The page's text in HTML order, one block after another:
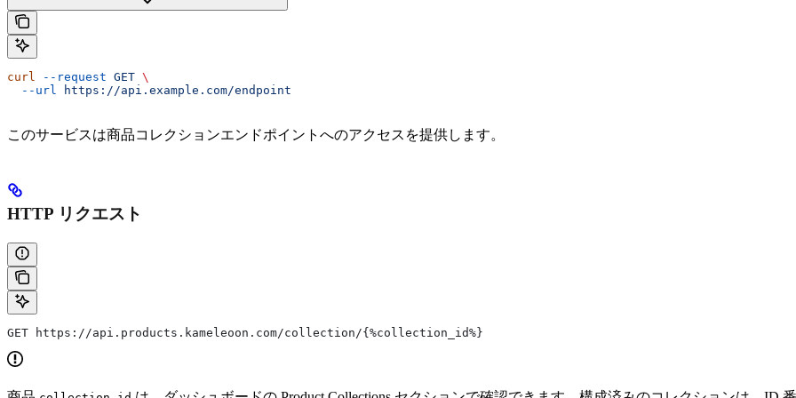
curl --request GET \
  --url
https://api.example.com/endpoint
このサービスは商品コレクションエンドポイントへのアクセスを提供します。
HTTP リクエスト
GET https://api.products.kameleoon.com/collection/{%collection_id%}